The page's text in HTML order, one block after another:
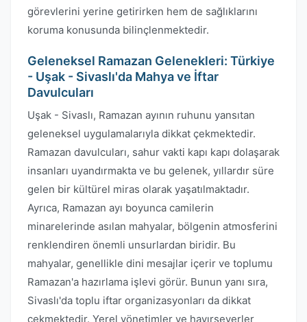
görevlerini yerine getirirken hem de sağlıklarını
koruma konusunda bilinçlenmektedir.
Geleneksel Ramazan Gelenekleri: Türkiye
- Uşak - Sivaslı'da Mahya ve İftar
Davulcuları
Uşak - Sivaslı, Ramazan ayının ruhunu yansıtan
geleneksel uygulamalarıyla dikkat çekmektedir.
Ramazan davulcuları, sahur vakti kapı kapı dolaşarak
insanları uyandırmakta ve bu gelenek, yıllardır süre
gelen bir kültürel miras olarak yaşatılmaktadır.
Ayrıca, Ramazan ayı boyunca camilerin
minarelerinde asılan mahyalar, bölgenin atmosferini
renklendiren önemli unsurlardan biridir. Bu
mahyalar, genellikle dini mesajlar içerir ve toplumu
Ramazan'a hazırlama işlevi görür. Bunun yanı sıra,
Sivaslı'da toplu iftar organizasyonları da dikkat
çekmektedir. Yerel yönetimler ve hayırseverler